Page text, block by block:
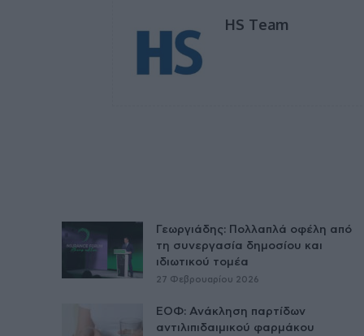
HS Team
Γεωργιάδης: Πολλαπλά οφέλη από
τη συνεργασία δημοσίου και
ιδιωτικού τομέα
27 Φεβρουαρίου 2026
ΕΟΦ: Ανάκληση παρτίδων
αντιλιπιδαιμικού φαρμάκου